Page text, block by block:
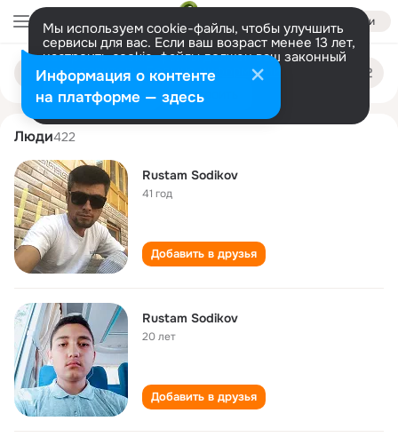
Войти
Мы используем cookie-файлы, чтобы улучшить
сервисы для вас. Если ваш возраст менее 13 лет,
настроить cookie-файлы должен ваш законный
представитель. Больше информации
Разрешить все Настроить
Поиск
людям
rustam sodikov
Люди422
Rustam Sodikov
41 год
Добавить в друзья
Rustam Sodikov
20 лет
Добавить в друзья
Информация о контенте
на платформе — здесь